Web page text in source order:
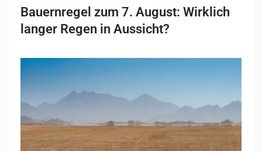
Bauernregel zum 7. August: Wirklich
langer Regen in Aussicht?